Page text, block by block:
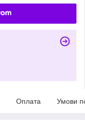
Оплата Умови